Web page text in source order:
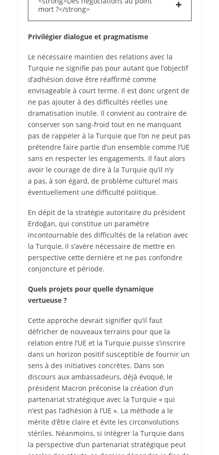
mort ?</strong>
Privilégier dialogue et pragmatisme
Le nécessaire maintien des relations avec la
Turquie ne signifie pas pour autant que l’objectif
d’adhésion doive être réaffirmé comme
envisageable à court terme. Il est donc urgent de
ne pas ajouter à des difficultés réelles une
dramatisation inutile. Il convient au contraire de
conserver son sang-froid tout en ne manquant
pas de rappeler à la Turquie que l’on ne peut pas
prétendre faire partie d’un ensemble comme l’UE
sans en respecter les engagements. Il faut alors
avoir le courage de dire à la Turquie qu’il n’y
a pas, à son égard, de problème culturel mais
éventuellement une difficulté politique.
En dépit de la stratégie autoritaire du président
Erdoğan, qui constitue un paramètre
incontournable des difficultés de la relation avec
la Turquie, il s’avère nécessaire de mettre en
perspective cette dernière et ne pas confondre
conjoncture et période.
Quels projets pour quelle dynamique
vertueuse ?
Cette approche devrait signifier qu’il faut
défricher de nouveaux terrains pour que la
relation entre l’UE et la Turquie puisse s’inscrire
dans un horizon positif susceptible de fournir un
sens à des initiatives concrètes. Dans son
discours aux ambassadeurs, déjà évoqué, le
président Macron préconise la création d’un
partenariat stratégique avec la Turquie « qui
n’est pas l’adhésion à l’UE ». La méthode a le
mérite d’être claire et évite les circonvolutions
stériles. Néanmoins, si intégrer la Turquie dans
la perspective d’un partenariat stratégique peut